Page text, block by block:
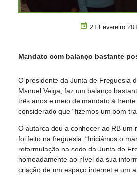
21 Fevereiro
Mandato com balanço bastante
O presidente da Junta de Freguesia
Manuel Veiga, faz um balanço
três anos e meio de mandato à
considerado que “fizemos um bom
O autarca deu a conhecer ao RB um
foi feito na freguesia. “Iniciámos o
reformulação na sede da Junta de
nomeadamente ao nível da sua
criação de um espaço internet e um